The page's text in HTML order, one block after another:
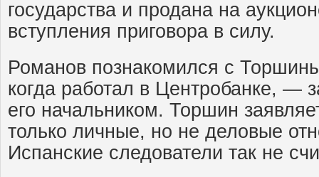
государства и продана на
вступления приговора в силу.
Романов познакомился с
когда работал в Центробанке, —
его начальником. Торшин
только личные, но не деловые
Испанские следователи так не